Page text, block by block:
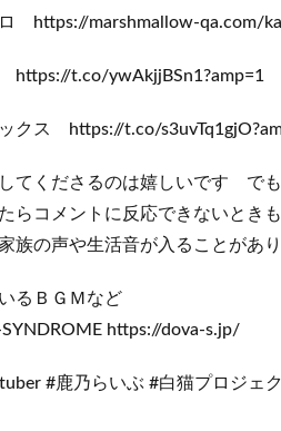
https://marshmallow-qa.com/
https://t.co/ywAkjjBSn1?amp=1
クス https://t.co/
てくださるのは嬉しいです で
らコメントに反応できないとき
族の声や生活音が入ることがあ
るＢＧＭなど
https://dova-s.jp/
#鹿乃らいぶ #白猫プロジェ